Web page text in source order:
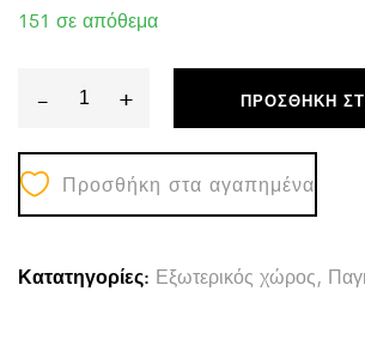
151 σε απόθεμα
-
ΠΑΓΚΑΚΙ
OCTAVIO
HM5531
ΜΕΤΑΛΛΙΚΟΣ
ΠΛΑΤΗ
+ ΠΡΟΣΘΉΚΗ
Προσθήκη στα αγαπημένα
Κατατηγορίες: Εξωτερικός χώρος,